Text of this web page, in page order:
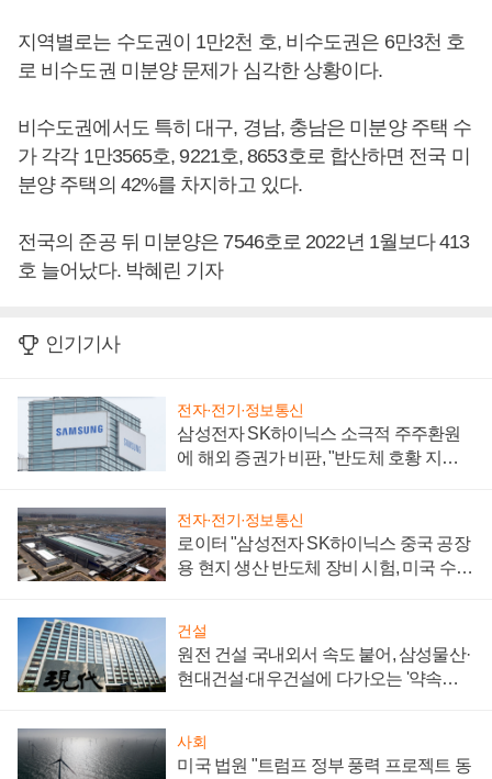
지역별로는 수도권이 1만2천 호, 비수도권은 6만3천 호
로 비수도권 미분양 문제가 심각한 상황이다.
비수도권에서도 특히 대구, 경남, 충남은 미분양 주택 수
가 각각 1만3565호, 9221호, 8653호로 합산하면 전국 미
분양 주택의 42%를 차지하고 있다.
전국의 준공 뒤 미분양은 7546호로 2022년 1월보다 413
호 늘어났다. 박혜린 기자
인기기사
전자·전기·정보통신
삼성전자 SK하이닉스 소극적 주주환원
에 해외 증권가 비판, "반도체 호황 지속
전자·전기·정보통신
로이터 "삼성전자 SK하이닉스 중국 공장
용 현지 생산 반도체 장비 시험, 미국 수출
건설
원전 건설 국내외서 속도 붙어, 삼성물산·
현대건설·대우건설에 다가오는 '약속의
사회
미국 법원 "트럼프 정부 풍력 프로젝트 동